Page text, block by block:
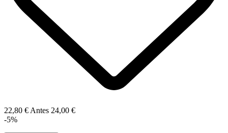
22,80 € Antes 24,00 €
-5%